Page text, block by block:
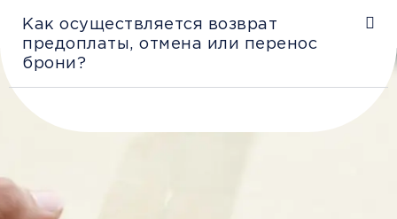
Как осуществляется возврат
предоплаты, отмена или перенос
брони?